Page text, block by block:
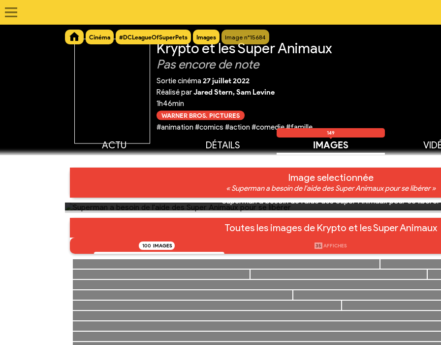
Cinéma #DCLeagueOfSuperPets Images Image n°15684
Krypto et les Super Animaux
Pas encore de note
Sortie cinéma 27 juillet 2022
Réalisé parJared Stern, Sam Levine
1h46min
WARNER BROS. PICTURES
#animation #comics #action #comedie #famille
ACTU DÉTAILS IMAGES
149
Image selectionnée
« Superman a besoin de l'aide des Super Animaux pour se libérer »
Superman a besoin de l'aide des Super Animaux pour se libérer
Toutes les images de Krypto et les Super Animaux
100 IMAGES 35 AFFICHES